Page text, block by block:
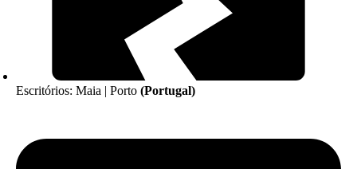
Escritórios: Maia | Porto (Portugal)